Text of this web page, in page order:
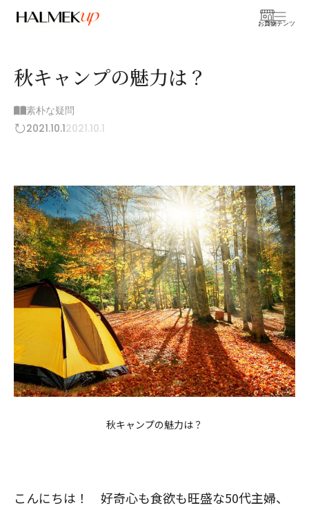
お買物
コンテンツ
秋キャンプの魅力は？
素朴な疑問
2021.10.12021.10.1
秋キャンプの魅力は？
こんにちは！ 好奇心も食欲も旺盛な50代主婦、